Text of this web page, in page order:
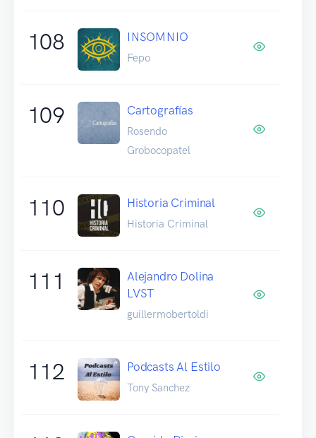
108 INSOMNIO
Fepo
109 Cartografías
Rosendo
Grobocopatel
110 Historia Criminal
Historia Criminal
111
Alejandro Dolina
LVST
guillermobertoldi
112 Podcasts Al Estilo
Tony Sanchez